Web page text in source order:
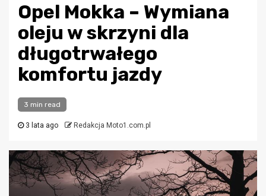
Opel Mokka – Wymiana
oleju w skrzyni dla
długotrwałego
komfortu jazdy
3 min read
3 lata ago Redakcja Moto1.com.pl